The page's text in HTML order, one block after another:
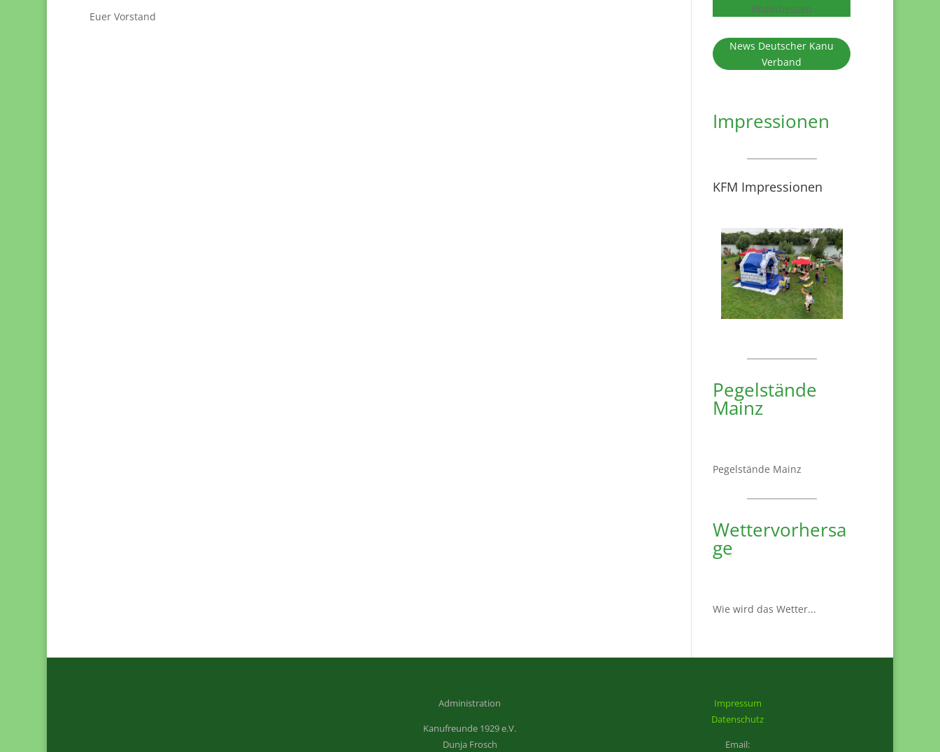
Euer Vorstand
Rheinhessen
News Deutscher Kanu
Verband
Impressionen
KFM Impressionen
Pegelstände
Mainz
Pegelstände Mainz
Wettervorhersa
ge
Wie wird das Wetter...
Administration
Kanufreunde 1929 e.V.
Dunja Frosch
Impressum
Datenschutz
Email: